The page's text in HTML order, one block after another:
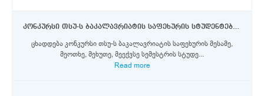
კონკურსი თსუ-ს ბაკალავრიატის საფეხურის სტუდენტებისთვის ახლო აღმოსავლეთის ტექნიკურ უნივერსიტეტში ერაზმუს+ პროგრამის სტიპენდიების მოსაპოვებლად
ცხადდება კონკურსი თსუ-ს ბაკალავრიატის საფეხურის მესამე,
მეოთხე, მეხუთე, მეექვსე სემესტრის სტუდე...
Read more